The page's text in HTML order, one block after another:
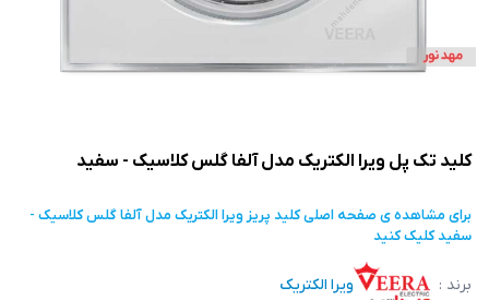
کلید تک پل ویرا الکتریک مدل آلفا گلس کلاسیک - سفید
برای مشاهده ی صفحه اصلیکلید پریز ویرا الکتریک مدل آلفا گلس کلاسیک -
سفیدکلیک کنید
برند : ویرا الکتریک